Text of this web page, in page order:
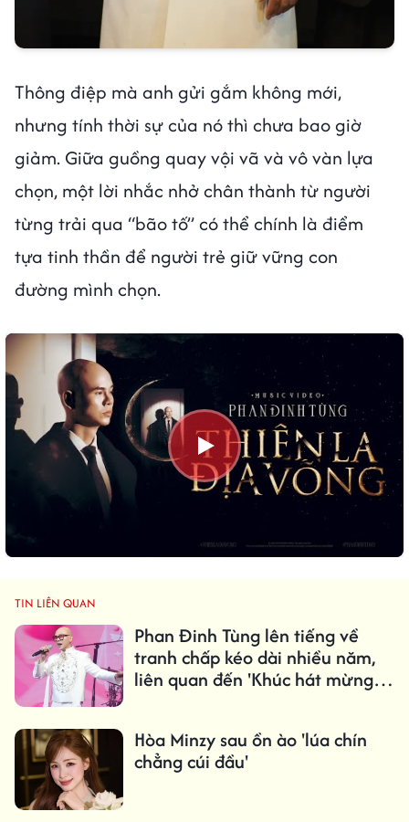
Thông điệp mà anh gửi gắm không mới,
nhưng tính thời sự của nó thì chưa bao giờ
giảm. Giữa guồng quay vội vã và vô vàn lựa
chọn, một lời nhắc nhở chân thành từ người
từng trải qua “bão tố” có thể chính là điểm
tựa tinh thần để người trẻ giữ vững con
đường mình chọn.
TIN LIÊN QUAN
Phan Đinh Tùng lên tiếng về
tranh chấp kéo dài nhiều năm,
liên quan đến 'Khúc hát mừng
Hòa Minzy sau ồn ào 'lúa chín
chẳng cúi đầu'